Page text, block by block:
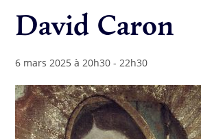
David Caron
6 mars 2025 à 20h30 -22h30